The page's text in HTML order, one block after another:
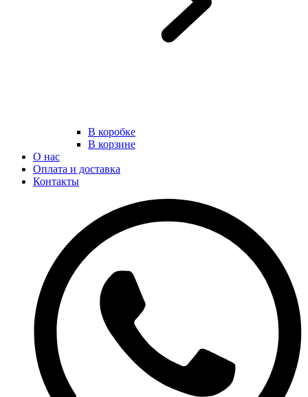
В коробке
В корзине
О нас
Оплата и доставка
Контакты